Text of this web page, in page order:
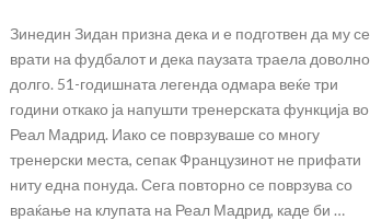
Зинедин Зидан призна дека и е подготвен да му се
врати на фудбалот и дека паузата траела доволно
долго. 51-годишната легенда одмара веќе три
години откако ја напушти тренерската функција во
Реал Мадрид. Иако се поврзуваше со многу
тренерски места, сепак Французинот не прифати
ниту една понуда. Сега повторно се поврзува со
враќање на клупата на Реал Мадрид, каде би …